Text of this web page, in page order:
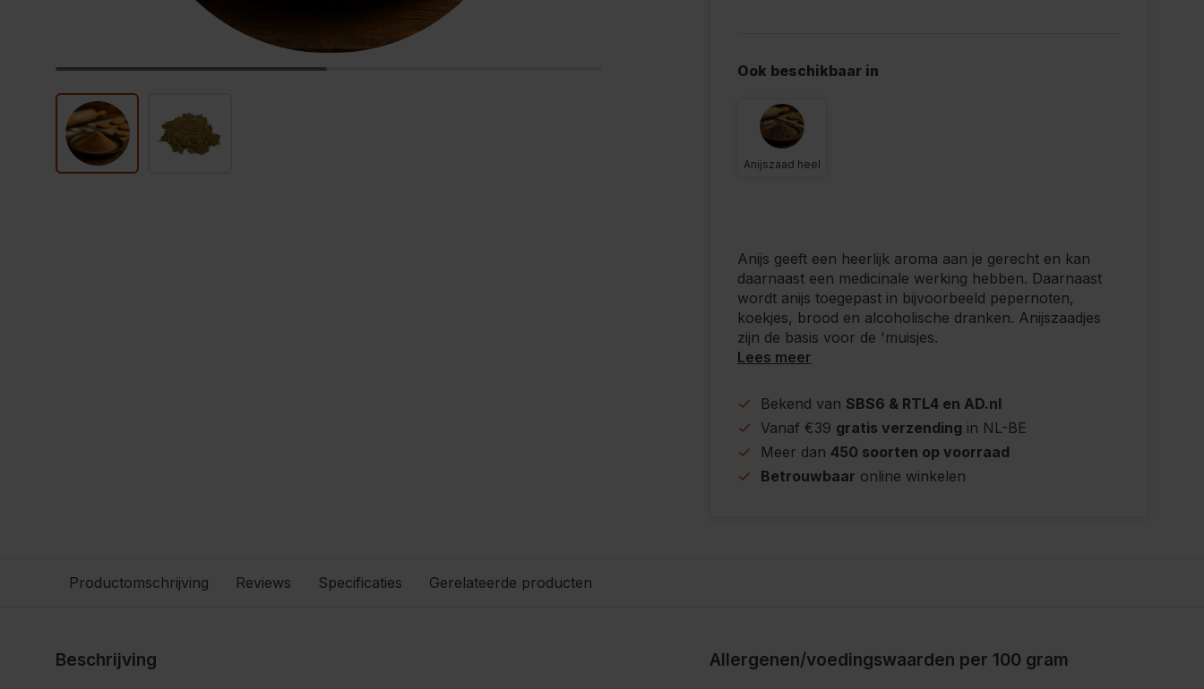
Ook beschikbaar in
Anijszaad heel
Anijs geeft een heerlijk aroma aan je gerecht en kan
daarnaast een medicinale werking hebben. Daarnaast
wordt anijs toegepast in bijvoorbeeld pepernoten,
koekjes, brood en alcoholische dranken. Anijszaadjes
zijn de basis voor de 'muisjes.
Lees meer
Bekend van SBS6 & RTL4 en AD.nl
Vanaf €39 gratis verzending in NL-BE
Meer dan 450 soorten op voorraad
Betrouwbaar online winkelen
Productomschrijving Reviews Specificaties Gerelateerde producten
Beschrijving
Allergenen/voedingswaarden per 100 gram